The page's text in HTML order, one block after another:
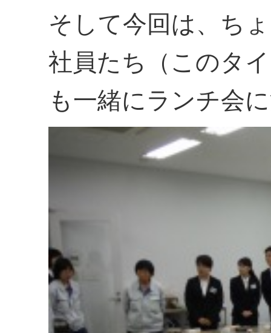
そして今回は、ち
社員たち（このタ
も一緒にランチ会